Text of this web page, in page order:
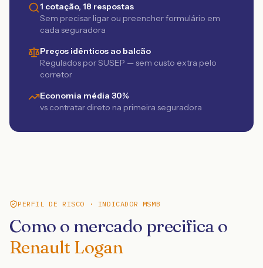
1 cotação, 18 respostas
Sem precisar ligar ou preencher formulário em
cada seguradora
Preços idênticos ao balcão
Regulados por SUSEP — sem custo extra pelo
corretor
Economia média 30%
vs contratar direto na primeira seguradora
PERFIL DE RISCO · INDICADOR MSMB
Como o mercado precifica o
Renault Logan